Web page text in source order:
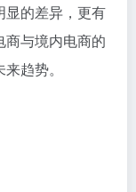
显的差异，更有
与境内电商的
趋势。